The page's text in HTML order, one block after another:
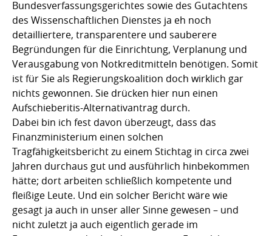
Bundesverfassungsgerichtes sowie des Gutachtens
des Wissenschaftlichen Dienstes ja eh noch
detailliertere, transparentere und sauberere
Begründungen für die Einrichtung, Verplanung und
Verausgabung von Notkreditmitteln benötigen. Somit
ist für Sie als Regierungskoalition doch wirklich gar
nichts gewonnen. Sie drücken hier nun einen
Aufschieberitis-Alternativantrag durch.
Dabei bin ich fest davon überzeugt, dass das
Finanzministerium einen solchen
Tragfähigkeitsbericht zu einem Stichtag in circa zwei
Jahren durchaus gut und ausführlich hinbekommen
hätte; dort arbeiten schließlich kompetente und
fleißige Leute. Und ein solcher Bericht wäre wie
gesagt ja auch in unser aller Sinne gewesen – und
nicht zuletzt ja auch eigentlich gerade im